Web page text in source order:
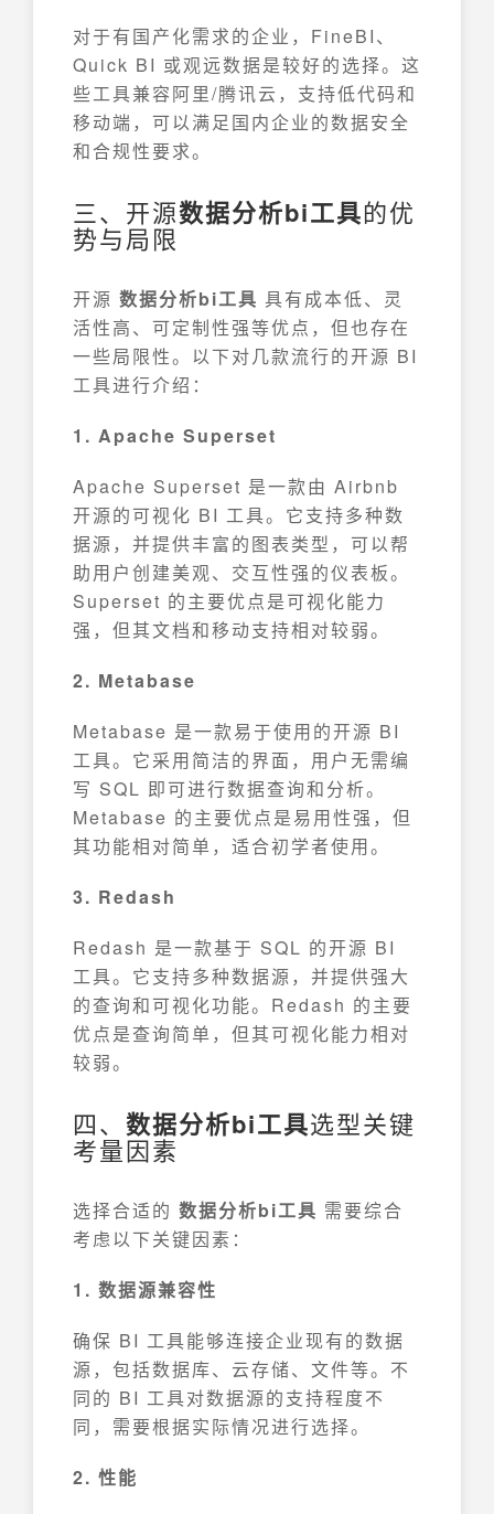
对于有国产化需求的企业，FineBI、
Quick BI 或观远数据是较好的选择。这
些工具兼容阿里/腾讯云，支持低代码和
移动端，可以满足国内企业的数据安全
和合规性要求。
三、开源数据分析bi工具的优
势与局限
开源 数据分析bi工具 具有成本低、灵
活性高、可定制性强等优点，但也存在
一些局限性。以下对几款流行的开源 BI
工具进行介绍：
1. Apache Superset
Apache Superset 是一款由 Airbnb
开源的可视化 BI 工具。它支持多种数
据源，并提供丰富的图表类型，可以帮
助用户创建美观、交互性强的仪表板。
Superset 的主要优点是可视化能力
强，但其文档和移动支持相对较弱。
2. Metabase
Metabase 是一款易于使用的开源 BI
工具。它采用简洁的界面，用户无需编
写 SQL 即可进行数据查询和分析。
Metabase 的主要优点是易用性强，但
其功能相对简单，适合初学者使用。
3. Redash
Redash 是一款基于 SQL 的开源 BI
工具。它支持多种数据源，并提供强大
的查询和可视化功能。Redash 的主要
优点是查询简单，但其可视化能力相对
较弱。
四、 数据分析bi工具选型关键
考量因素
选择合适的 数据分析bi工具 需要综合
考虑以下关键因素：
1. 数据源兼容性
确保 BI 工具能够连接企业现有的数据
源，包括数据库、云存储、文件等。不
同的 BI 工具对数据源的支持程度不
同，需要根据实际情况进行选择。
2. 性能